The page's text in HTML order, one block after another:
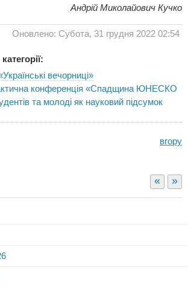
Андрій Миколайович Кучко
Оновлено: Субота, 31 грудня 2022 02:54
вечорниці»
конференція «Спадщина ЮНЕСКО
та молоді як науковий підсумок
вгору
« »